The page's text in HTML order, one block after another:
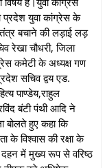
प्रदेश युवा कांग्रेस के
बचाने की लड़ाई लड़
रेखा चौधरी, जिला
कमेटी के अध्यक्ष गण
सचिव द्वय एड.
पाण्डेय,राहुल
बंटी पंथी आदि ने
हुए कहा कि
के विश्वास की रक्षा के
दहन में मुख्य रूप से वरिष्ठ